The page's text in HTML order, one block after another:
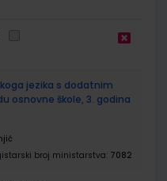
jezika s dodatnim
osnovne škole, 3. godina
broj ministarstva: 7082